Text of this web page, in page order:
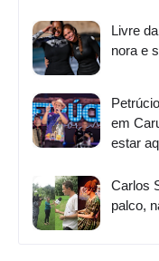
Livre
nora e
em
estar
Carlos
palco,